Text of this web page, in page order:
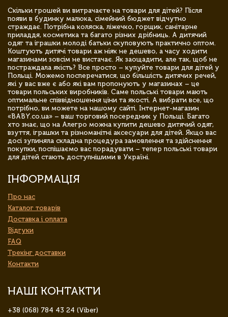
Скільки грошей ви витрачаєте на товари для дітей? Після
появи в будинку малюка, сімейний бюджет відчутно
страждає. Потрібна коляска, ліжечко, горщик, санітарне
приладдя, косметика та багато різних дрібниць. А дитячий
одяг та іграшки молоді батьки скуповують практично оптом.
Коштують дитячі товари аж ніяк не дешево, а часу ходити
магазинами зовсім не вистачає. Як заощадити, але так, щоб не
постраждала якість? Все просто – купуйте товари для дітей у
Польщі. Можемо посперечатися, що більшість дитячих речей,
які у вас вже є або які вам пропонують у магазинах – це
товари польських виробників. Саме польські товари мають
оптимальне співвідношення ціни та якості. А вибрати все, що
потрібно, ви можете на нашому сайті. Інтернет-магазин
«BABY.co.ua» – ваш торговий посередник у Польщі. Багато
хто знає, що на Алегро можна купити дешево дитячий одяг,
взуття, іграшки та різноманітні аксесуари для дітей. Якщо вас
досі зупиняла складна процедура замовлення та здійснення
покупки, поспішаємо вас порадувати – тепер польські товари
для дітей стають доступнішими в Україні.
ІНФОРМАЦІЯ
Про нас
Каталог товарів
Доставка і оплата
Відгуки
FAQ
Трекінг доставки
Контакти
НАШІ КОНТАКТИ
+38 (068) 784 43 24 (Viber)